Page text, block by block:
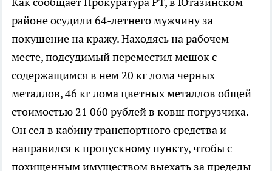
районе осудили 64-летнего мужчину за
покушение на кражу. Находясь на рабочем
месте, подсудимый переместил мешок с
содержащимся в нем 20 кг лома черных
металлов, 46 кг лома цветных металлов общей
стоимостью 21 060 рублей в ковш погрузчика.
Он сел в кабину транспортного средства и
направился к пропускному пункту, чтобы с
похищенным имуществом выехать за пределы